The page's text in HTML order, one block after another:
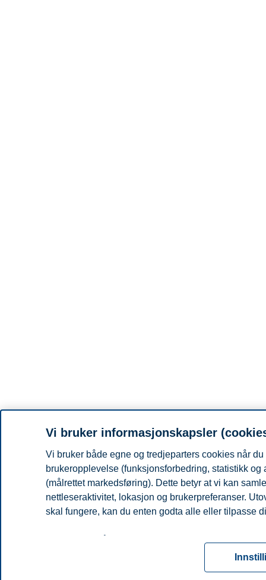
Vi bruker informasjonskapsler
Vi bruker både egne og tredjeparters cookies når
brukeropplevelse (funksjonsforbedring, statistikk
(målrettet markedsføring). Dette betyr at vi kan
nettleseraktivitet, lokasjon og brukerpreferanser.
skal fungere, kan du enten godta alle eller tilpasse
for informasjonskapsler. Du kan når som helst
ved å klikke på «Cookies» nederst på nettsiden vår.